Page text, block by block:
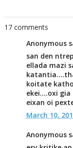
17 comments
Anonymous
san den
ellada mazi
koitate
ekei....oxi
eixan oi
March 10,
Anonymous